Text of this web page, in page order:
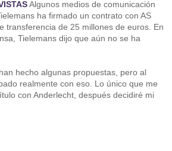
Algunos medios de comunicación
ha firmado un contrato con AS
transferencia de 25 millones de euros. En
Tielemans dijo que aún no se ha
hecho algunas propuestas, pero al
realmente con eso. Lo único que me
con Anderlecht, después decidiré mi